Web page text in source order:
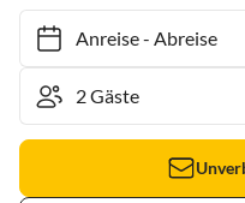
Anreise- Abreise